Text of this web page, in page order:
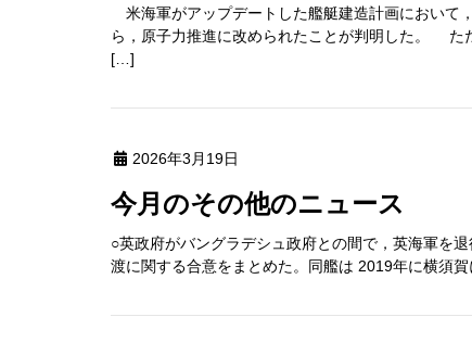
米海軍がアップデートした艦艇建造計画において
ら，原子力推進に改められたことが判明した。 た
[…]
2026年3月19日
今月のその他のニュース
○英政府がバングラデシュ政府との間で，英海軍を
渡に関する合意をまとめた。同艦は 2019年に横須